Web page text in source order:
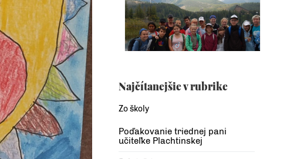
Najčítanejšie v rubrike
Zo školy
Poďakovanie triednej pani
učiteľke Plachtinskej